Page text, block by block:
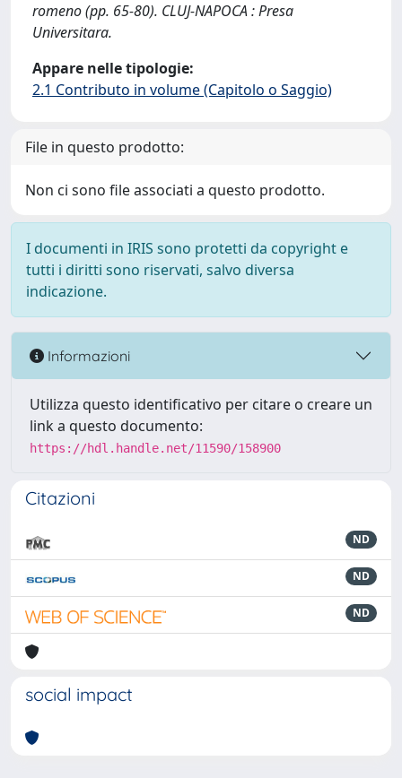
romeno (pp. 65-80). CLUJ-NAPOCA : Presa
Universitara.
Appare nelle tipologie:
2.1 Contributo in volume (Capitolo o Saggio)
File in questo prodotto:
Non ci sono file associati a questo prodotto.
I documenti in IRIS sono protetti da copyright e
tutti i diritti sono riservati, salvo diversa
indicazione.
Informazioni
Utilizza questo identificativo per citare o creare un
link a questo documento:
https://hdl.handle.net/11590/158900
Citazioni
ND
ND
ND
social impact